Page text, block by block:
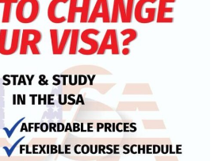
খুলনায় অবরোধের সমর্থনে দুপুরে ও
সন্ধ্যায় বিএনপির মিছিল
রেললাইন কাটা, গাড়িতে আগুন—এ
কোন রাজনীতি, প্রশ্ন তথ্যমন্ত্রীর